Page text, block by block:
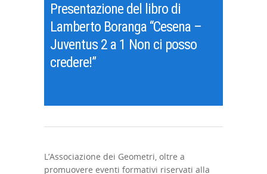
Presentazione del libro di
Lamberto Boranga “Cesena –
Juventus 2 a 1 Non ci posso
credere!”
L’Associazione dei Geometri, oltre a
promuovere eventi formativi riservati alla